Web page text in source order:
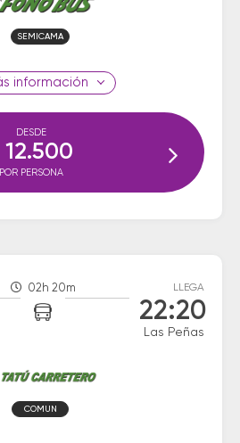
SEMICAMA
información
DESDE
12.500
POR PERSONA
02h 20m LLEGA
22:20
Las Peñas
COMUN